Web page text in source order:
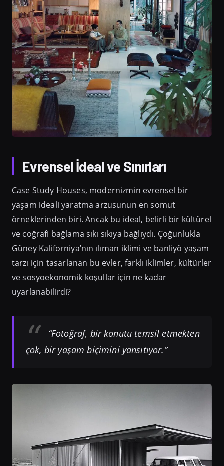
Evrensel İdeal ve Sınırları
Case Study Houses, modernizmin evrensel bir
yaşam ideali yaratma arzusunun en somut
örneklerinden biri. Ancak bu ideal, belirli bir kültürel
ve coğrafi bağlama sıkı sıkıya bağlıydı. Çoğunlukla
Güney Kaliforniya’nın ılıman iklimi ve banliyö yaşam
tarzı için tasarlanan bu evler, farklı iklimler, kültürler
ve sosyoekonomik koşullar için ne kadar
uyarlanabilirdi?
“Fotoğraf, bir konutu temsil etmekten
çok, bir yaşam biçimini yansıtıyor.”